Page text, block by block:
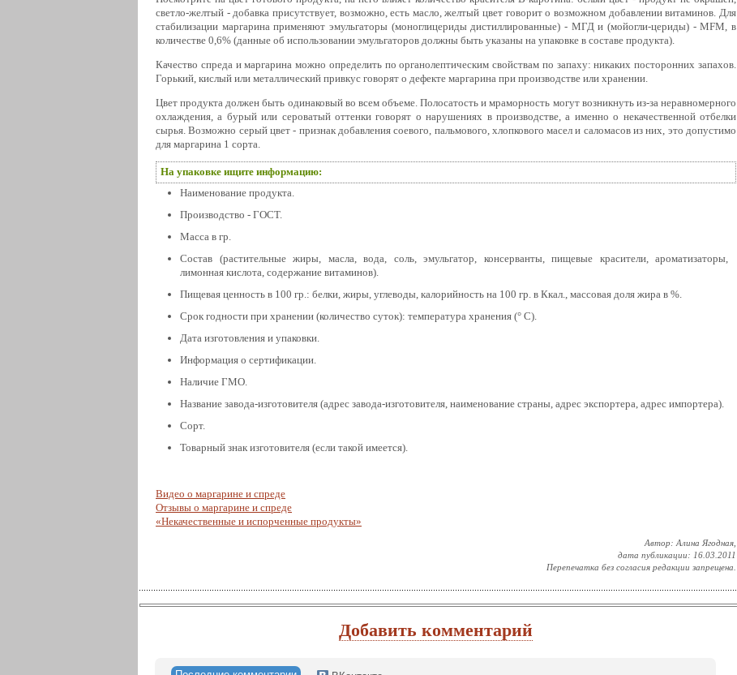
светло-желтый - добавка присутствует, возможно, есть масло, желтый цвет говорит о возможном добавлении витаминов. Для
стабилизации маргарина применяют эмульгаторы (моноглицериды дистиллированные) - МГД и (мойогли-цериды) - MFM, в
количестве 0,6% (данные об использовании эмульгаторов должны быть указаны на упаковке в составе продукта).
Качество спреда и маргарина можно определить по органолептическим свойствам по запаху: никаких посторонних запахов.
Горький, кислый или металлический привкус говорят о дефекте маргарина при производстве или хранении.
Цвет продукта должен быть одинаковый во всем объеме. Полосатость и мраморность могут возникнуть из-за неравномерного
охлаждения, а бурый или сероватый оттенки говорят о нарушениях в производстве, а именно о некачественной отбелки
сырья. Возможно серый цвет - признак добавления соевого, пальмового, хлопкового масел и саломасов из них, это допустимо
для маргарина 1 сорта.
На упаковке ищите информацию:
Наименование продукта.
Производство - ГОСТ.
Масса в гр.
Состав (растительные жиры, масла, вода, соль, эмульгатор, консерванты, пищевые красители, ароматизаторы,
лимонная кислота, содержание витаминов).
Пищевая ценность в 100 гр.: белки, жиры, углеводы, калорийность на 100 гр. в Ккал., массовая доля жира в %.
Срок годности при хранении (количество суток): температура хранения (° С).
Дата изготовления и упаковки.
Информация о сертификации.
Наличие ГМО.
Название завода-изготовителя (адрес завода-изготовителя, наименование страны, адрес экспортера, адрес импортера).
Сорт.
Товарный знак изготовителя (если такой имеется).
Видео о маргарине и спреде
Отзывы о маргарине и спреде
«Некачественные и испорченные продукты»
Автор: Алина Ягодная,
дата публикации: 16.03.2011
Перепечатка без согласия редакции запрещена.
Добавить комментарий